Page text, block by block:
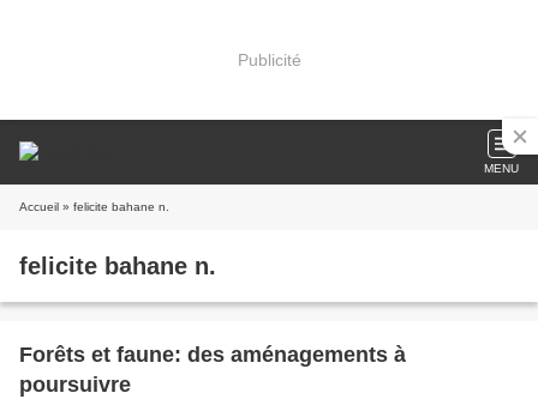
Publicité
MENU
Accueil » felicite bahane n.
felicite bahane n.
Forêts et faune: des aménagements à
poursuivre